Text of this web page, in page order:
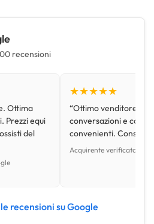
recensioni
Ottima
Prezzi equi
del
★★★★★
“Ottimo venditore,
conversazioni e con
convenienti.
Acquirente verificato •
recensioni su Google